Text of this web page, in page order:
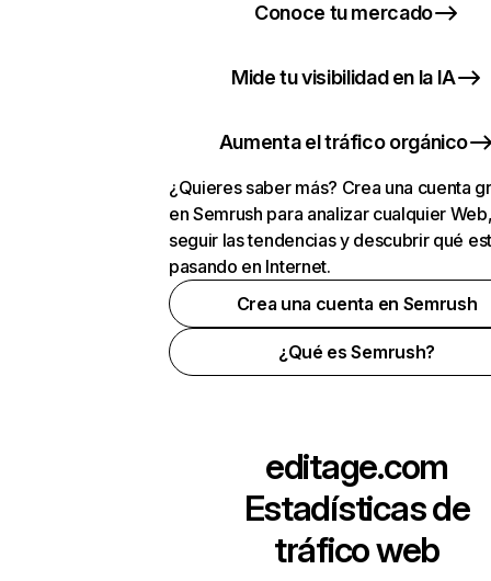
Conoce tu mercado
Mide tu visibilidad en la IA
Aumenta el tráfico orgánico
¿Quieres saber más? Crea una cuenta
en Semrush para analizar cualquier
seguir las tendencias y descubrir qué
pasando en Internet.
Crea una cuenta en Semrush
¿Qué es Semrush?
editage.com
Estadísticas de
tráfico web